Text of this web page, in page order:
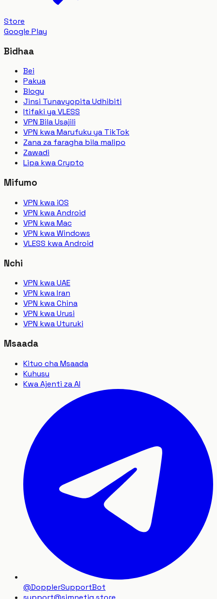
Store
Google Play
Bidhaa
Bei
Pakua
Blogu
Jinsi Tunavyopita Udhibiti
Itifaki ya VLESS
VPN Bila Usajili
VPN kwa Marufuku ya TikTok
Zana za faragha bila malipo
Zawadi
Lipa kwa Crypto
Mifumo
VPN kwa iOS
VPN kwa Android
VPN kwa Mac
VPN kwa Windows
VLESS kwa Android
Nchi
VPN kwa UAE
VPN kwa Iran
VPN kwa China
VPN kwa Urusi
VPN kwa Uturuki
Msaada
Kituo cha Msaada
Kuhusu
Kwa Ajenti za AI
@DopplerSupportBot